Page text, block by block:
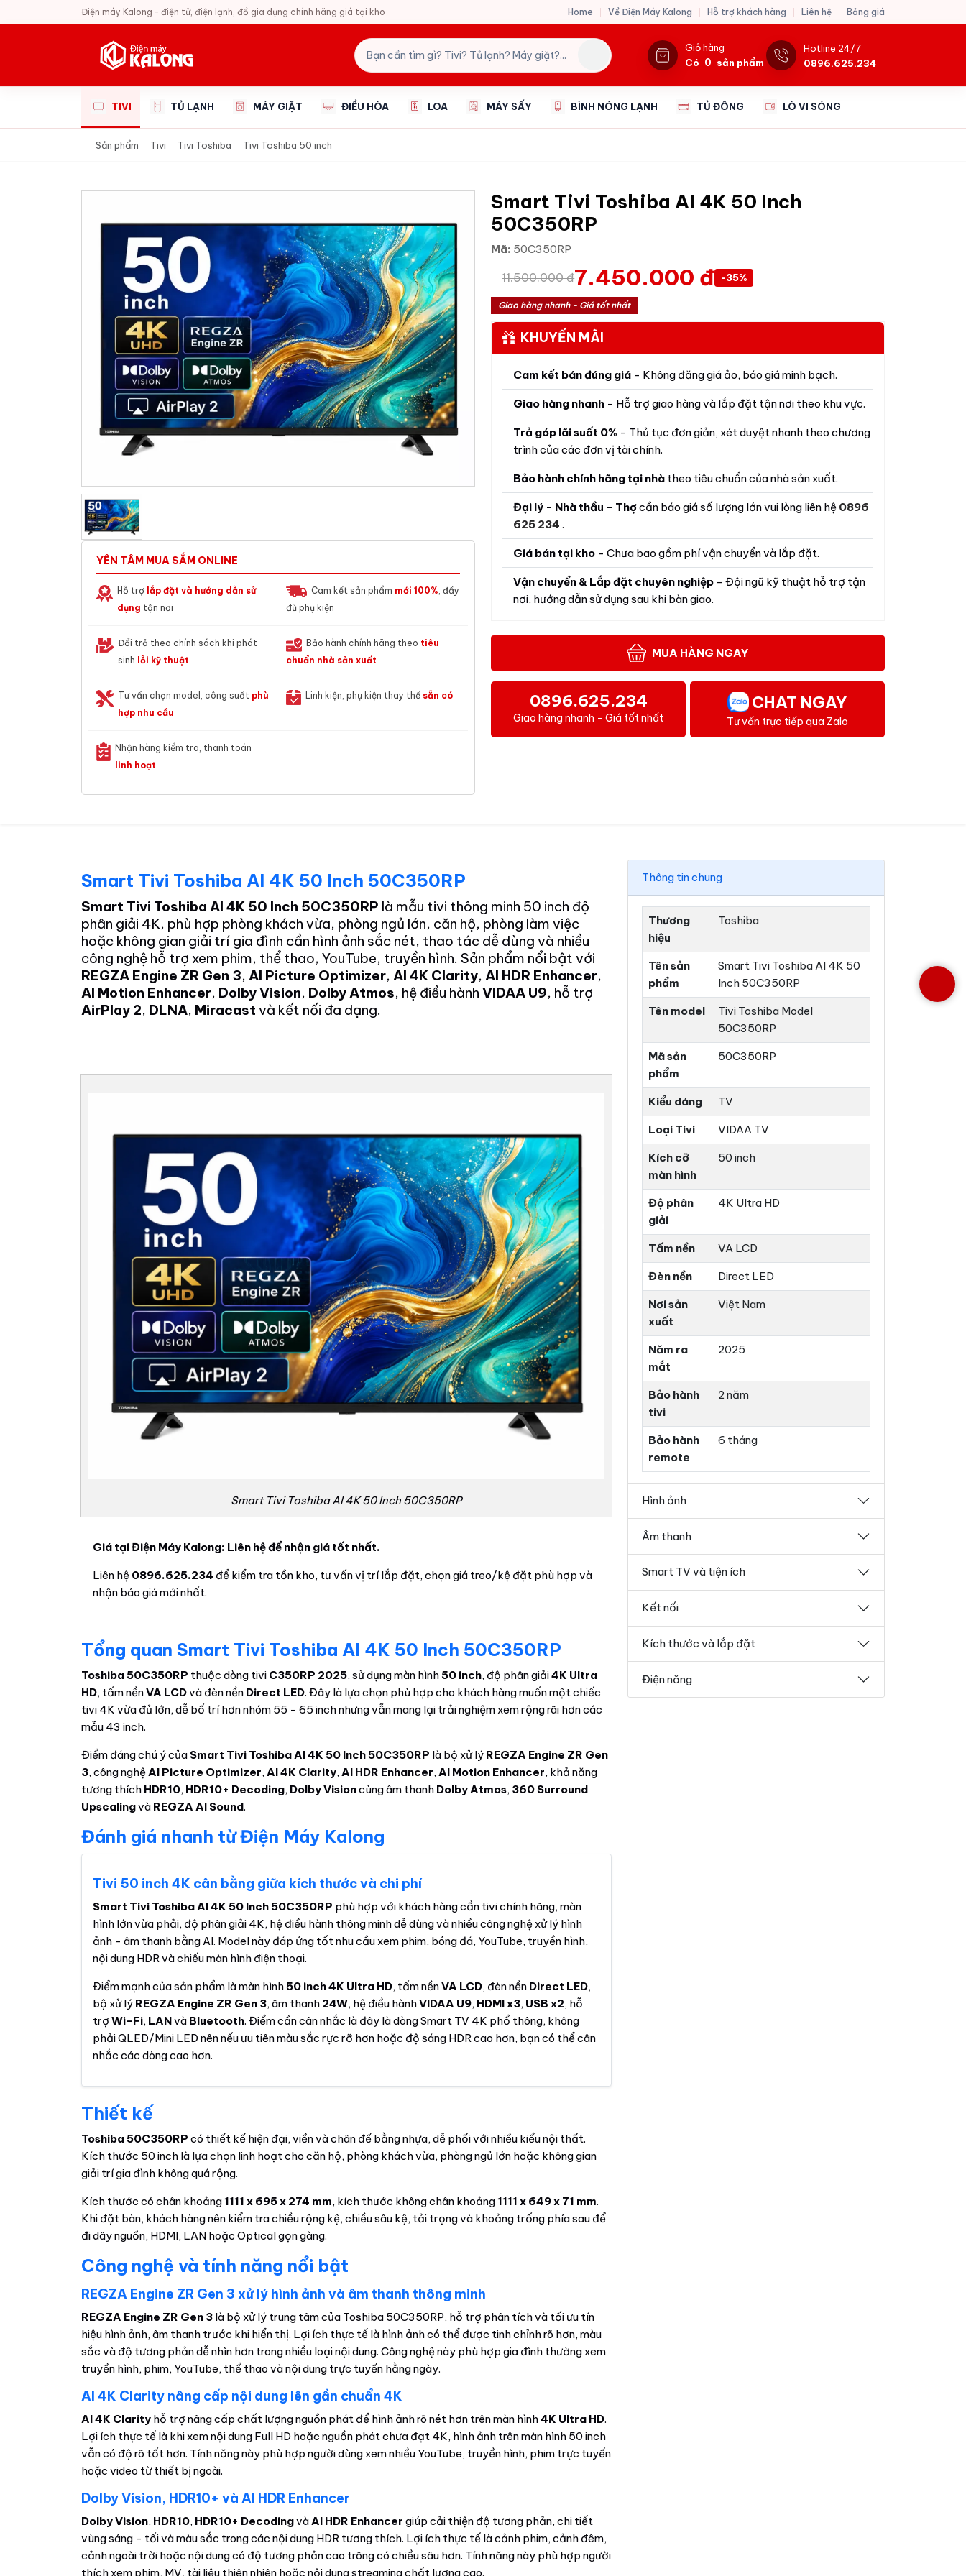
Điện máy Kalong - điện tử, điện lạnh, đồ gia dụng chính hãng giá tại kho Home Về Điện Máy Kalong Hỗ trợ khách hàng Liên hệ Bảng giá
Giỏ hàng
Có 0 sản phẩm
Hotline 24/7
0896.625.234
TIVI TỦ LẠNH MÁY GIẶT ĐIỀU HÒA LOA MÁY SẤY BÌNH NÓNG LẠNH TỦ ĐÔNG LÒ VI SÓNG
Sản phẩm Tivi Tivi Toshiba Tivi Toshiba 50 inch
YÊN TÂM MUA SẮM ONLINE
Hỗ trợ lắp đặt và hướng dẫn sử
dụng tận nơi
Cam kết sản phẩm mới 100% , đầy
đủ phụ kiện
Đổi trả theo chính sách khi phát
sinh lỗi kỹ thuật
Bảo hành chính hãng theo tiêu
chuẩn nhà sản xuất
Tư vấn chọn model, công suất phù
hợp nhu cầu
Linh kiện, phụ kiện thay thế sẵn có
Nhận hàng kiểm tra, thanh toán
linh hoạt
Smart Tivi Toshiba AI 4K 50 Inch
50C350RP
Mã: 50C350RP
11.500.000 đ7.450.000 đ -35%
Giao hàng nhanh - Giá tốt nhất
KHUYẾN MÃI
Cam kết bán đúng giá - Không đăng giá ảo, báo giá minh bạch.
Giao hàng nhanh - Hỗ trợ giao hàng và lắp đặt tận nơi theo khu vực.
Trả góp lãi suất 0% - Thủ tục đơn giản, xét duyệt nhanh theo chương
trình của các đơn vị tài chính.
Bảo hành chính hãng tại nhà theo tiêu chuẩn của nhà sản xuất.
Đại lý - Nhà thầu - Thợcần báo giá số lượng lớn vui lòng liên hệ 0896
625 234.
Giá bán tại kho - Chưa bao gồm phí vận chuyển và lắp đặt.
Vận chuyển & Lắp đặt chuyên nghiệp - Đội ngũ kỹ thuật hỗ trợ tận
nơi, hướng dẫn sử dụng sau khi bàn giao.
MUA HÀNG NGAY
0896.625.234
Giao hàng nhanh - Giá tốt nhất
CHAT NGAY
Tư vấn trực tiếp qua Zalo
Smart Tivi Toshiba AI 4K 50 Inch 50C350RP
Smart Tivi Toshiba AI 4K 50 Inch 50C350RP là mẫu tivi thông minh 50 inch độ
phân giải 4K, phù hợp phòng khách vừa, phòng ngủ lớn, căn hộ, phòng làm việc
hoặc không gian giải trí gia đình cần hình ảnh sắc nét, thao tác dễ dùng và nhiều
công nghệ hỗ trợ xem phim, thể thao, YouTube, truyền hình. Sản phẩm nổi bật với
REGZA Engine ZR Gen 3,AI Picture Optimizer,AI 4K Clarity,AI HDR Enhancer,
AI Motion Enhancer, Dolby Vision, Dolby Atmos, hệ điều hànhVIDAA U9, hỗ trợ
AirPlay 2, DLNA, Miracast và kết nối đa dạng.
Smart Tivi Toshiba AI 4K 50 Inch 50C350RP
Giá tại Điện Máy Kalong: Liên hệ để nhận giá tốt nhất.
Liên hệ 0896.625.234 để kiểm tra tồn kho, tư vấn vị trí lắp đặt, chọn giá treo/kệ đặt phù hợp và
nhận báo giá mới nhất.
Tổng quan Smart Tivi Toshiba AI 4K 50 Inch 50C350RP
Toshiba 50C350RP thuộc dòng tivi C350RP 2025, sử dụng màn hình 50 inch, độ phân giải4K Ultra
HD, tấm nềnVA LCDvà đèn nền Direct LED. Đây là lựa chọn phù hợp cho khách hàng muốn một chiếc
tivi 4K vừa đủ lớn, dễ bố trí hơn nhóm 55 - 65 inch nhưng vẫn mang lại trải nghiệm xem rộng rãi hơn các
mẫu 43 inch.
Điểm đáng chú ý của Smart Tivi Toshiba AI 4K 50 Inch 50C350RP là bộ xử lý REGZA Engine ZR Gen
3, công nghệAI Picture Optimizer,AI 4K Clarity,AI HDR Enhancer,AI Motion Enhancer, khả năng
tương thích HDR10, HDR10+ Decoding, Dolby Visioncùng âm thanh Dolby Atmos, 360 Surround
Upscalingvà REGZA AI Sound.
Đánh giá nhanh từ Điện Máy Kalong
Tivi 50 inch 4K cân bằng giữa kích thước và chi phí
Smart Tivi Toshiba AI 4K 50 Inch 50C350RP phù hợp với khách hàng cần tivi chính hãng, màn
hình lớn vừa phải, độ phân giải 4K, hệ điều hành thông minh dễ dùng và nhiều công nghệ xử lý hình
ảnh - âm thanh bằng AI. Model này đáp ứng tốt nhu cầu xem phim, bóng đá, YouTube, truyền hình,
nội dung HDR và chiếu màn hình điện thoại.
Điểm mạnh của sản phẩm là màn hình 50 inch 4K Ultra HD, tấm nềnVA LCD, đèn nền Direct LED,
bộ xử lý REGZA Engine ZR Gen 3, âm thanh 24W, hệ điều hànhVIDAA U9, HDMI x3, USB x2, hỗ
trợWi-Fi, LANvà Bluetooth. Điểm cần cân nhắc là đây là dòng Smart TV 4K phổ thông, không
phải QLED/Mini LED nên nếu ưu tiên màu sắc rực rỡ hơn hoặc độ sáng HDR cao hơn, bạn có thể cân
nhắc các dòng cao hơn.
Thiết kế
Toshiba 50C350RP có thiết kế hiện đại, viền và chân đế bằng nhựa, dễ phối với nhiều kiểu nội thất.
Kích thước 50 inch là lựa chọn linh hoạt cho căn hộ, phòng khách vừa, phòng ngủ lớn hoặc không gian
giải trí gia đình không quá rộng.
Kích thước có chân khoảng1111 x 695 x 274 mm, kích thước không chân khoảng1111 x 649 x 71 mm.
Khi đặt bàn, khách hàng nên kiểm tra chiều rộng kệ, chiều sâu kệ, tải trọng và khoảng trống phía sau để
đi dây nguồn, HDMI, LAN hoặc Optical gọn gàng.
Công nghệ và tính năng nổi bật
REGZA Engine ZR Gen 3 xử lý hình ảnh và âm thanh thông minh
REGZA Engine ZR Gen 3 là bộ xử lý trung tâm của Toshiba 50C350RP, hỗ trợ phân tích và tối ưu tín
hiệu hình ảnh, âm thanh trước khi hiển thị. Lợi ích thực tế là hình ảnh có thể được tinh chỉnh rõ hơn, màu
sắc và độ tương phản dễ nhìn hơn trong nhiều loại nội dung. Công nghệ này phù hợp gia đình thường xem
truyền hình, phim, YouTube, thể thao và nội dung trực tuyến hằng ngày.
AI 4K Clarity nâng cấp nội dung lên gần chuẩn 4K
AI 4K Clarity hỗ trợ nâng cấp chất lượng nguồn phát để hình ảnh rõ nét hơn trên màn hình4K Ultra HD.
Lợi ích thực tế là khi xem nội dung Full HD hoặc nguồn phát chưa đạt 4K, hình ảnh trên màn hình 50 inch
vẫn có độ rõ tốt hơn. Tính năng này phù hợp người dùng xem nhiều YouTube, truyền hình, phim trực tuyến
hoặc video từ thiết bị ngoài.
Dolby Vision, HDR10+ và AI HDR Enhancer
Dolby Vision, HDR10, HDR10+ DecodingvàAI HDR Enhancer giúp cải thiện độ tương phản, chi tiết
vùng sáng - tối và màu sắc trong các nội dung HDR tương thích. Lợi ích thực tế là cảnh phim, cảnh đêm,
cảnh ngoài trời hoặc nội dung có độ tương phản cao trông có chiều sâu hơn. Tính năng này phù hợp người
thích xem phim, MV, tài liệu thiên nhiên hoặc nội dung streaming chất lượng cao.
Thông tin chung
Thương
hiệu
Toshiba
Tên sản
phẩm
Smart Tivi Toshiba AI 4K 50
Inch 50C350RP
Tên model
Tivi Toshiba Model
50C350RP
Mã sản
phẩm
50C350RP
Kiểu dáng TV
Loại Tivi VIDAA TV
Kích cỡ
màn hình
50 inch
Độ phân
giải
4K Ultra HD
Tấm nền VA LCD
Đèn nền Direct LED
Nơi sản
xuất
Việt Nam
Năm ra
mắt
2025
Bảo hành
tivi
2 năm
Bảo hành
remote
6 tháng
Hình ảnh
Âm thanh
Smart TV và tiện ích
Kết nối
Kích thước và lắp đặt
Điện năng